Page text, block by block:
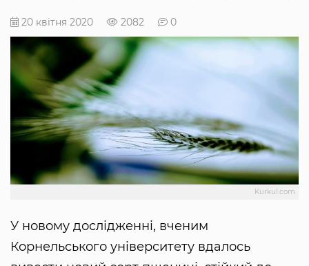
20 квітня 2020 2082 0
Kurkul.com
У новому дослідженні, вченим
Корнельського університету вдалось